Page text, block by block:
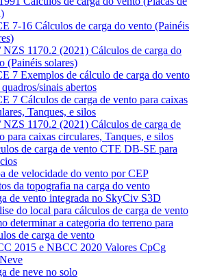
7-16 Cálculos de carga do vento (Painéis
NZS 1170.2 (2021) Cálculos de carga do
(Painéis solares)
7 Exemplos de cálculo de carga do vento
quadros/sinais abertos
7 Cálculos de carga de vento para caixas
Tanques, e silos
1170.2 (2021) Cálculos de carga de
para caixas circulares, Tanques, e silos
de carga de vento CTE DB-SE para
de velocidade do vento por CEP
da topografia na carga do vento
de vento integrada no SkyCiv S3D
do local para cálculos de carga de vento
determinar a categoria do terreno para
de carga de vento
2015 e NBCC 2020 Valores CpCg
de neve no solo